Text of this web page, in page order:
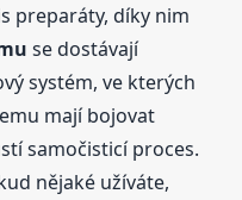
preparáty, díky nim
se dostávají
systém, ve kterých
mají bojovat
samočisticí proces.
nějaké užíváte,